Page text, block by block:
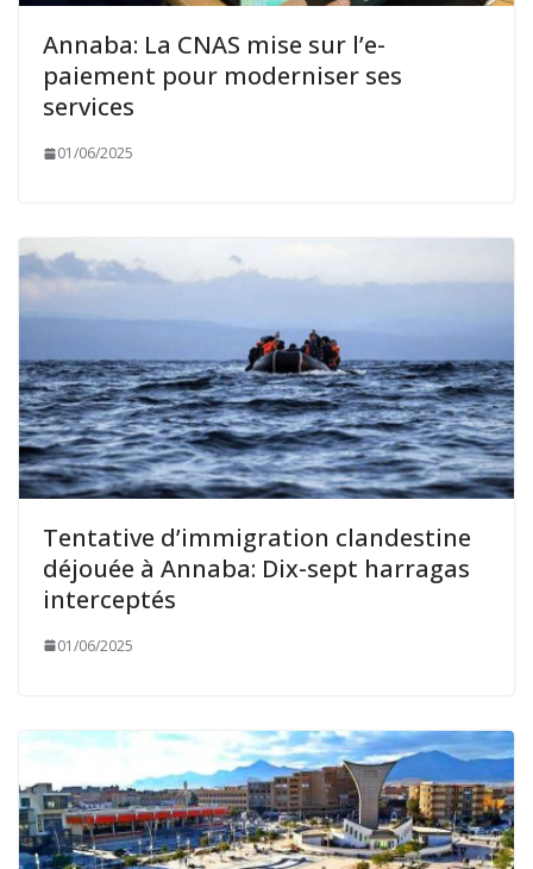
Annaba: La CNAS mise sur l’e-
paiement pour moderniser ses
services
01/06/2025
Tentative d’immigration clandestine
déjouée à Annaba: Dix-sept harragas
interceptés
01/06/2025